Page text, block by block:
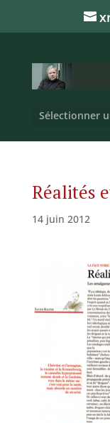
Sélectionner
Réalités
14 juin 2012